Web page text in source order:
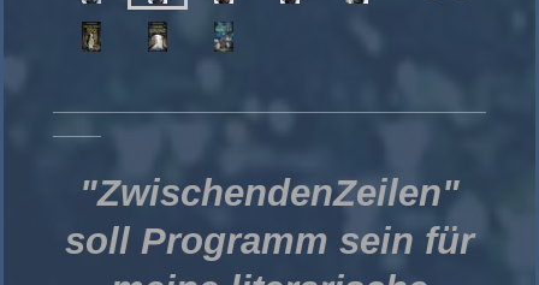
"ZwischendenZeilen"
soll Programm sein für